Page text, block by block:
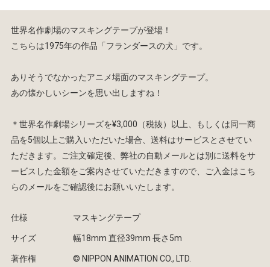
世界名作劇場のマスキングテープが登場！
こちらは1975年の作品「フランダースの犬」です。
ありそうでなかったアニメ場面のマスキングテープ。
あの懐かしいシーンを思い出しますね！
＊世界名作劇場シリーズを¥3,000（税抜）以上、もしくは同一商
品を5個以上ご購入いただいた場合、送料はサービスとさせてい
ただきます。ご注文確定後、弊社の自動メールとは別に送料をサ
ービスした金額をご案内させていただきますので、ご入金はこち
らのメールをご確認後にお願いいたします。
仕様 マスキングテープ
サイズ 幅18mm 直径39mm 長さ5m
著作権 © NIPPON ANIMATION CO., LTD.